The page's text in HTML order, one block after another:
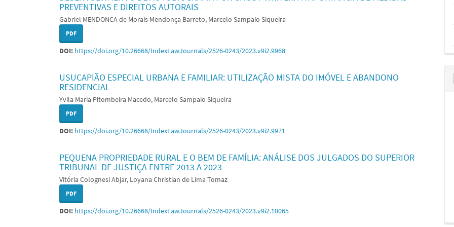
PREVENTIVAS E DIREITOS AUTORAIS
Gabriel MENDONCA de Morais Mendonça Barreto, Marcelo Sampaio Siqueira
PDF
DOI: https://doi.org/10.26668/IndexLawJournals/2526-0243/2023.v9i2.9968
USUCAPIÃO ESPECIAL URBANA E FAMILIAR: UTILIZAÇÃO MISTA DO IMÓVEL E ABANDONO
RESIDENCIAL
Yvila Maria Pitombeira Macedo, Marcelo Sampaio Siqueira
PDF
DOI: https://doi.org/10.26668/IndexLawJournals/2526-0243/2023.v9i2.9971
PEQUENA PROPRIEDADE RURAL E O BEM DE FAMÍLIA: ANÁLISE DOS JULGADOS DO SUPERIOR
TRIBUNAL DE JUSTIÇA ENTRE 2013 A 2023
Vitória Colognesi Abjar, Loyana Christian de Lima Tomaz
PDF
DOI: https://doi.org/10.26668/IndexLawJournals/2526-0243/2023.v9i2.10065